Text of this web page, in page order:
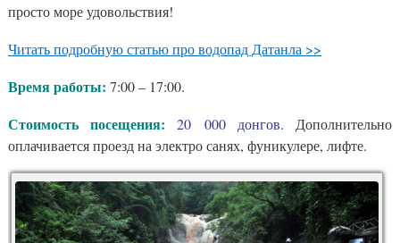
просто море удовольствия!
Читать подробную статью про водопад Датанла >>
Время работы: 7:00 – 17:00.
Стоимость посещения: 20 000 донгов. Дополнительно
оплачивается проезд на электро санях, фуникулере, лифте.